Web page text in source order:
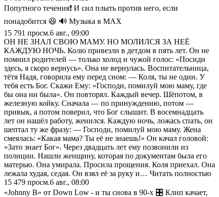
Попутного течения❗ И сил плыть против него, если
понадобится 😆 🔊 Музыка в МАХ
15 791 просм.6 авг., 09:00
ОН НЕ ЗНАЛ СВОЮ МАМУ. НО МОЛИЛСЯ ЗА НЕЁ
КАЖДУЮ НОЧЬ. Колю привезли в детдом в пять лет. Он не
помнил родителей — только холод и чужой голос: «Посиди
здесь, я скоро вернусь». Она не вернулась. Воспитательница,
тётя Надя, говорила ему перед сном: — Коля, ты не один. У
тебя есть Бог. Скажи Ему: «Господи, помилуй мою маму, где
бы она ни была». Он повторял. Каждый вечер. Шёпотом, в
железную койку. Сначала — по принуждению, потом —
привык, а потом поверил, что Бог слышит. В восемнадцать
лет он нашёл работу, женился. Каждую ночь, ложась спать, он
шептал ту же фразу: — Господи, помилуй мою маму. Жена
смеялась: «Какая мама? Ты её не знаешь!» Он качал головой:
«Зато знает Бог». Через двадцать лет ему позвонили из
полиции. Нашли женщину, которая по документам была его
матерью. Она умирала. Просила прощения. Коля приехал. Она
лежала худая, седая. Он взял её за руку и… Читать полностью
15 479 просм.6 авг., 08:00
«Johnny B» от Down Low - и ты снова в 90‑х 🎛️ Клип качает,